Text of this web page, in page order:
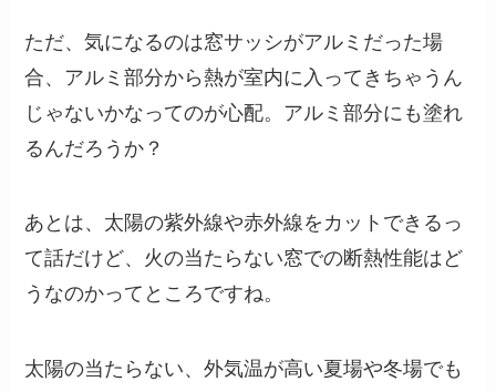
ただ、気になるのは窓サッシがアルミだった場
合、アルミ部分から熱が室内に入ってきちゃうん
じゃないかなってのが心配。アルミ部分にも塗れ
るんだろうか？
あとは、太陽の紫外線や赤外線をカットできるっ
て話だけど、火の当たらない窓での断熱性能はど
うなのかってところですね。
太陽の当たらない、外気温が高い夏場や冬場でも